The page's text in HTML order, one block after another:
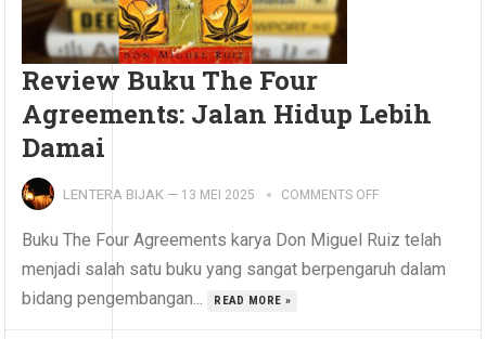
Review Buku The Four
Agreements: Jalan Hidup Lebih
Damai
LENTERA BIJAK — 13 MEI 2025 COMMENTS OFF
Buku The Four Agreements karya Don Miguel Ruiz telah
menjadi salah satu buku yang sangat berpengaruh dalam
bidang pengembangan...
READ MORE »